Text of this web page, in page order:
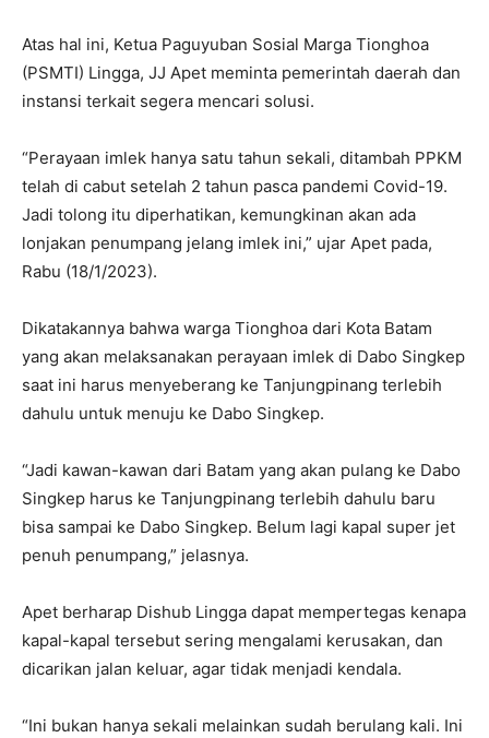
Atas hal ini, Ketua Paguyuban Sosial Marga Tionghoa
(PSMTI) Lingga, JJ Apet meminta pemerintah daerah dan
instansi terkait segera mencari solusi.
“Perayaan imlek hanya satu tahun sekali, ditambah PPKM
telah di cabut setelah 2 tahun pasca pandemi Covid-19.
Jadi tolong itu diperhatikan, kemungkinan akan ada
lonjakan penumpang jelang imlek ini,” ujar Apet pada,
Rabu (18/1/2023).
Dikatakannya bahwa warga Tionghoa dari Kota Batam
yang akan melaksanakan perayaan imlek di Dabo Singkep
saat ini harus menyeberang ke Tanjungpinang terlebih
dahulu untuk menuju ke Dabo Singkep.
“Jadi kawan-kawan dari Batam yang akan pulang ke Dabo
Singkep harus ke Tanjungpinang terlebih dahulu baru
bisa sampai ke Dabo Singkep. Belum lagi kapal super jet
penuh penumpang,” jelasnya.
Apet berharap Dishub Lingga dapat mempertegas kenapa
kapal-kapal tersebut sering mengalami kerusakan, dan
dicarikan jalan keluar, agar tidak menjadi kendala.
“Ini bukan hanya sekali melainkan sudah berulang kali. Ini